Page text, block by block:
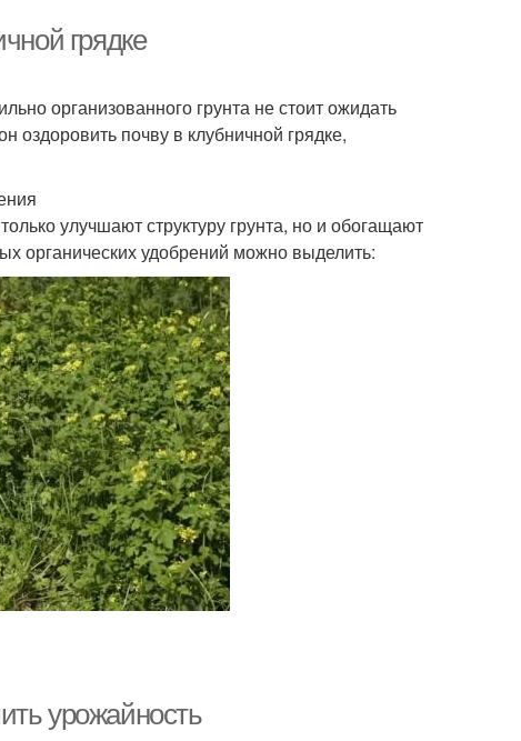
грядке
организованного грунта не стоит ожидать
оздоровить почву в клубничной грядке,
улучшают структуру грунта, но и обогащают
органических удобрений можно выделить:
урожайность